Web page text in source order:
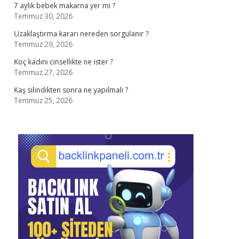
7 aylık bebek makarna yer mi ?
Temmuz 30, 2026
Uzaklaştırma kararı nereden sorgulanır ?
Temmuz 29, 2026
Koç kadını cinsellikte ne ister ?
Temmuz 27, 2026
Kaş silindikten sonra ne yapılmalı ?
Temmuz 25, 2026